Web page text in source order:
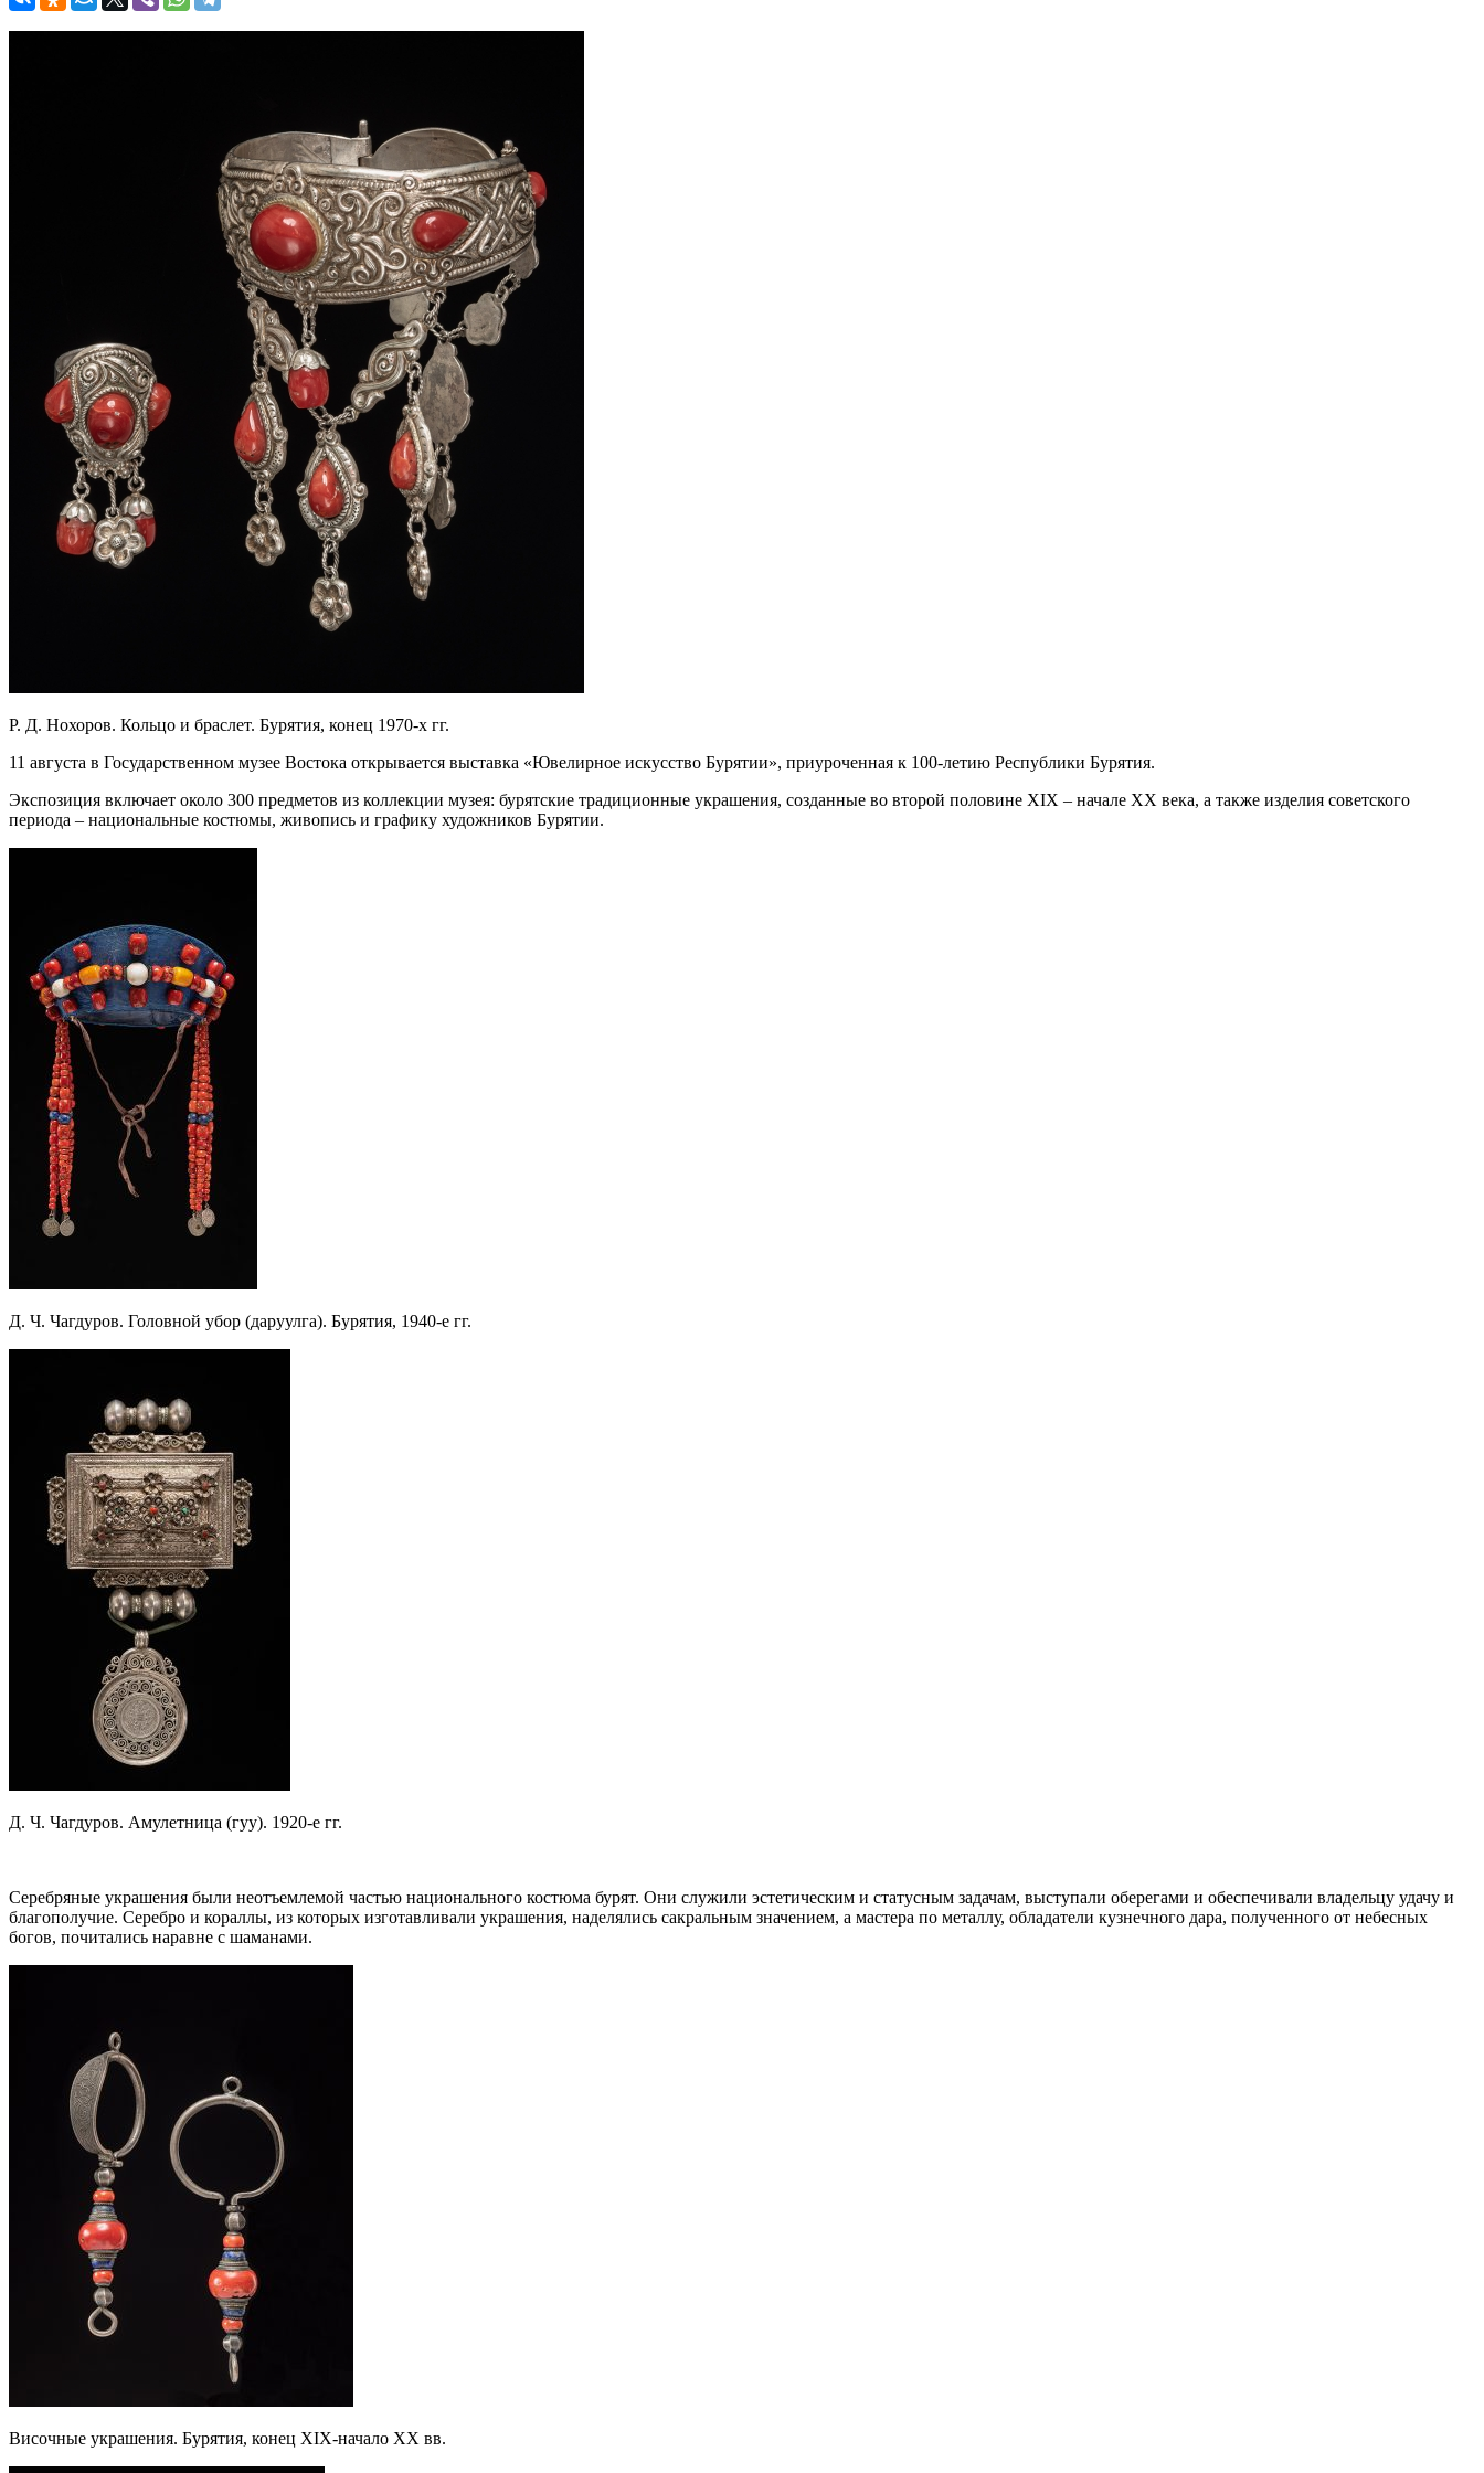
Р. Д. Нохоров. Кольцо и браслет. Бурятия, конец 1970-х гг.
11 августа в Государственном музее Востока открывается выставка «Ювелирное искусство Бурятии», приуроченная к 100-летию Республики Бурятия.
Экспозиция включает около 300 предметов из коллекции музея: бурятские традиционные украшения, созданные во второй половине XIX – начале XX века, а также изделия советского
периода – национальные костюмы, живопись и графику художников Бурятии.
Д. Ч. Чагдуров. Головной убор (даруулга). Бурятия, 1940-е гг.
Д. Ч. Чагдуров. Амулетница (гуу). 1920-е гг.
Серебряные украшения были неотъемлемой частью национального костюма бурят. Они служили эстетическим и статусным задачам, выступали оберегами и обеспечивали владельцу удачу и
благополучие. Серебро и кораллы, из которых изготавливали украшения, наделялись сакральным значением, а мастера по металлу, обладатели кузнечного дара, полученного от небесных
богов, почитались наравне с шаманами.
Височные украшения. Бурятия, конец XIX-начало XX вв.